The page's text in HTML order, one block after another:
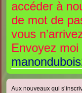
accéder à
de mot de
vous
Envoyez moi
Aux nouveaux qui